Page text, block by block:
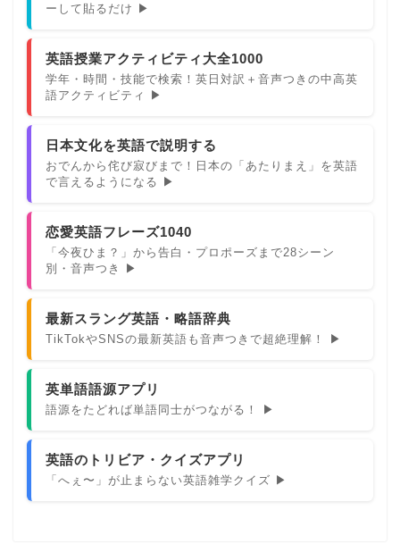
ーして貼るだけ ▶
英語授業アクティビティ大全1000
学年・時間・技能で検索！英日対訳＋音声つきの中高英
語アクティビティ ▶
日本文化を英語で説明する
おでんから侘び寂びまで！日本の「あたりまえ」を英語
で言えるようになる ▶
恋愛英語フレーズ1040
「今夜ひま？」から告白・プロポーズまで28シーン
別・音声つき ▶
最新スラング英語・略語辞典
TikTokやSNSの最新英語も音声つきで超絶理解！ ▶
英単語語源アプリ
語源をたどれば単語同士がつながる！ ▶
英語のトリビア・クイズアプリ
「へぇ〜」が止まらない英語雑学クイズ ▶